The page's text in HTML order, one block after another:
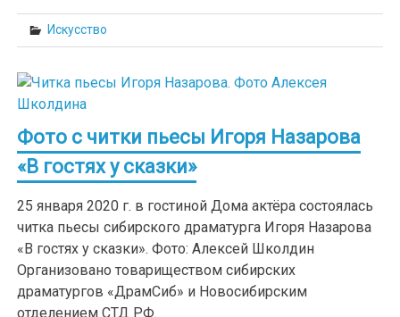
Искусство
Фото с читки пьесы Игоря Назарова
«В гостях у сказки»
25 января 2020 г. в гостиной Дома актёра состоялась
читка пьесы сибирского драматурга Игоря Назарова
«В гостях у сказки». Фото: Алексей Школдин
Организовано товариществом сибирских
драматургов «ДрамСиб» и Новосибирским
отделением СТД РФ.